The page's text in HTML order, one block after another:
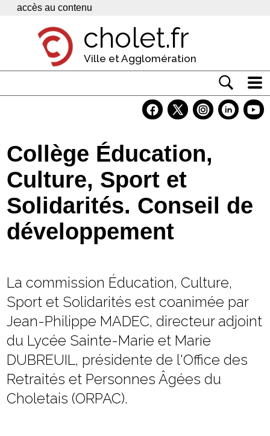
Panneau de gestion des cookies
accès au contenu
cholet.fr
Ville et Agglomération
Economie
Services
Contacts
Collège Éducation,
Culture, Sport et
Solidarités. Conseil de
développement
La commission Éducation, Culture,
Sport et Solidarités est coanimée par
Jean-Philippe MADEC, directeur adjoint
du Lycée Sainte-Marie et Marie
DUBREUIL, présidente de l'Office des
Retraités et Personnes Âgées du
Choletais (ORPAC).